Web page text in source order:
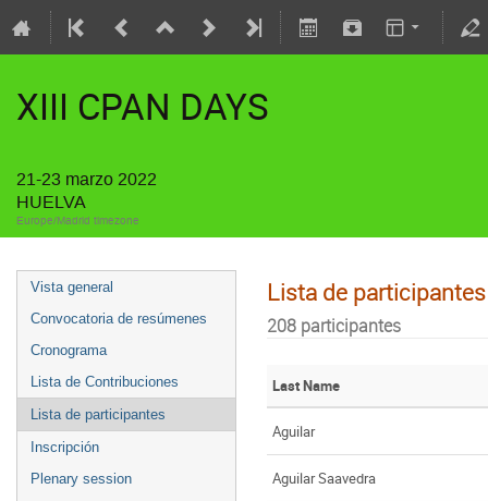
XIII CPAN DAYS
21-23 marzo 2022
HUELVA
Europe/Madrid timezone
Vista general
Convocatoria de resúmenes
Cronograma
Lista de Contribuciones
Lista de participantes
Inscripción
Plenary session
Lista de participantes
208 participantes
Last Name
Aguilar
Aguilar Saavedra